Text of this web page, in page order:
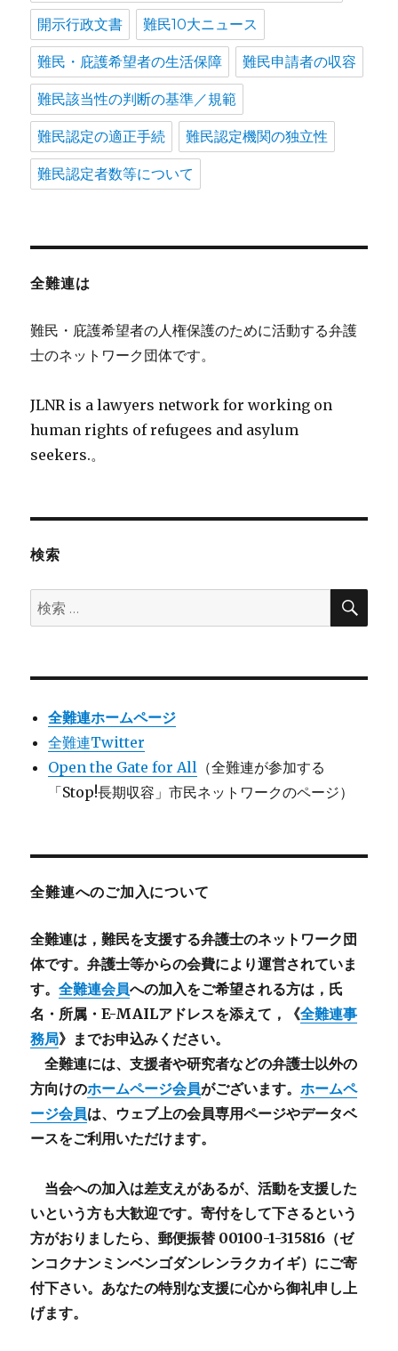
開示行政文書 難民10大ニュース
難民・庇護希望者の生活保障 難民申請者の収容
難民該当性の判断の基準／規範
難民認定の適正手続 難民認定機関の独立性
難民認定者数等について
全難連は
難民・庇護希望者の人権保護のために活動する弁護
士のネットワーク団体です。
JLNR is a lawyers network for working on
human rights of refugees and asylum
seekers.。
検索
検
索:
検
全難連ホームページ
全難連Twitter
Open the Gate for All （全難連が参加する
「Stop!長期収容」市民ネットワークのページ）
全難連へのご加入について
全難連は，難民を支援する弁護士のネットワーク団
体です。弁護士等からの会費により運営されていま
す。全難連会員への加入をご希望される方は，氏
名・所属・E-MAILアドレスを添えて，《全難連事
務局》までお申込みください。
全難連には、支援者や研究者などの弁護士以外の
方向けのホームページ会員がございます。ホームペ
ージ会員は、ウェブ上の会員専用ページやデータベ
ースをご利用いただけます。
当会への加入は差支えがあるが、活動を支援した
いという方も大歓迎です。寄付をして下さるという
方がおりましたら、郵便振替 00100-1-315816（ゼ
ンコクナンミンベンゴダンレンラクカイギ）にご寄
付下さい。あなたの特別な支援に心から御礼申し上
げます。